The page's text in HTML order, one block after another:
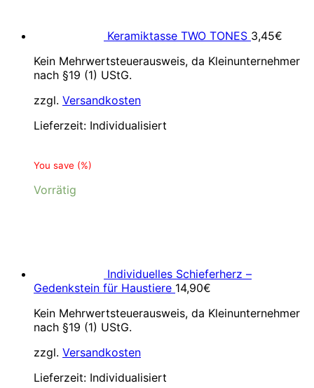
Keramiktasse TWO TONES 3,45€
Kein Mehrwertsteuerausweis, da Kleinunternehmer
nach §19 (1) UStG.
zzgl. Versandkosten
Lieferzeit: Individualisiert
You save (%)
Vorrätig
Individuelles Schieferherz –
Gedenkstein für Haustiere 14,90€
Kein Mehrwertsteuerausweis, da Kleinunternehmer
nach §19 (1) UStG.
zzgl. Versandkosten
Lieferzeit: Individualisiert